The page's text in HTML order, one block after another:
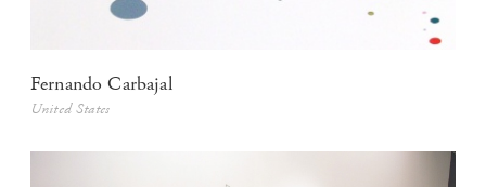
Fernando Carbajal
United States